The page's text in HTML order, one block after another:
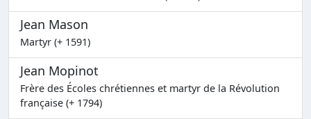
Jean Mason
Martyr (+ 1591)
Jean Mopinot
Frère des Écoles chrétiennes et martyr de la Révolution
française (+ 1794)